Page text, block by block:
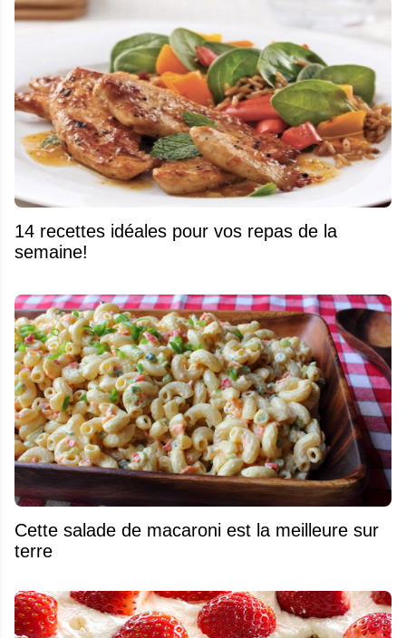
14 recettes idéales pour vos repas de la
semaine!
Cette salade de macaroni est la meilleure sur
terre